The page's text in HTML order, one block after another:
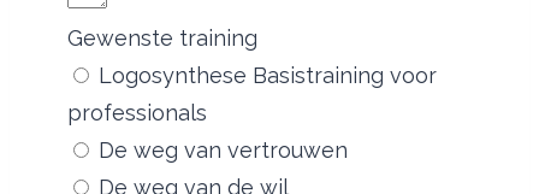
Gewenste training
Logosynthese Basistraining voor
professionals
De weg van vertrouwen
De weg van de wil